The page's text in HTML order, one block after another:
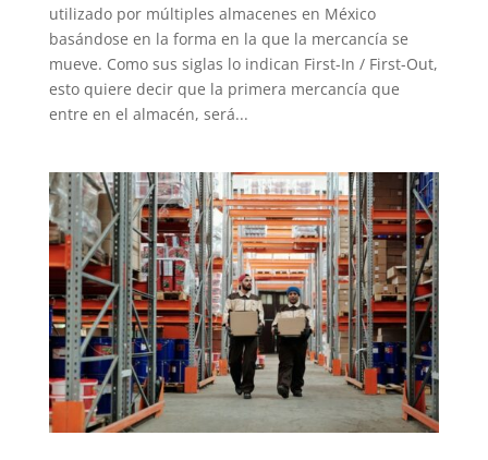
utilizado por múltiples almacenes en México
basándose en la forma en la que la mercancía se
mueve. Como sus siglas lo indican First-In / First-Out,
esto quiere decir que la primera mercancía que
entre en el almacén, será...